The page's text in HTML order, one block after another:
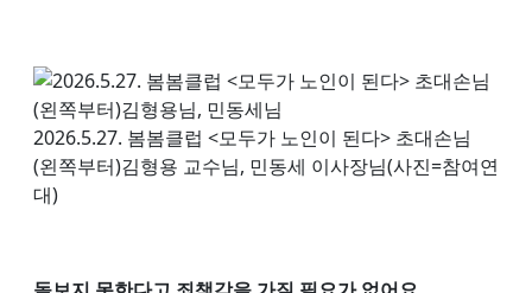
2026.5.27. 봄봄클럽 <모두가 노인이 된다> 초대손님
(왼쪽부터)김형용 교수님, 민동세 이사장님(사진=참여연
대)